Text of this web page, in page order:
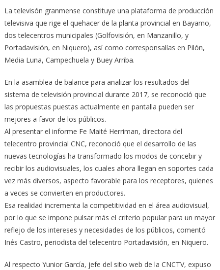
La televisón granmense constituye una plataforma de producción
televisiva que rige el quehacer de la planta provincial en Bayamo,
dos telecentros municipales (Golfovisión, en Manzanillo, y
Portadavisión, en Niquero), así como corresponsalías en Pilón,
Media Luna, Campechuela y Buey Arriba.
En la asamblea de balance para analizar los resultados del
sistema de televisión provincial durante 2017, se reconoció que
las propuestas puestas actualmente en pantalla pueden ser
mejores a favor de los públicos.
Al presentar el informe Fe Maité Herriman, directora del
telecentro provincial CNC, reconoció que el desarrollo de las
nuevas tecnologías ha transformado los modos de concebir y
recibir los audiovisuales, los cuales ahora llegan en soportes cada
vez más diversos, aspecto favorable para los receptores, quienes
a veces se convierten en productores.
Esa realidad incrementa la competitividad en el área audiovisual,
por lo que se impone pulsar más el criterio popular para un mayor
reflejo de los intereses y necesidades de los públicos, comentó
Inés Castro, periodista del telecentro Portadavisión, en Niquero.
Al respecto Yunior García, jefe del sitio web de la CNCTV, expuso